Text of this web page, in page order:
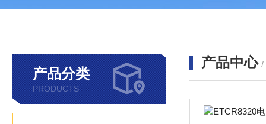
产品分类
PRODUCTS
产品中心 /